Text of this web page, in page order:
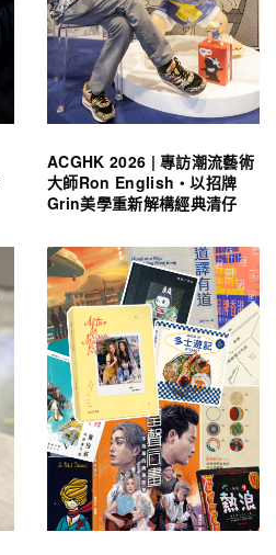
ACGHK 2026 | 專訪潮流藝術
大師Ron English・以招牌
Grin美學重新解構經典清仔